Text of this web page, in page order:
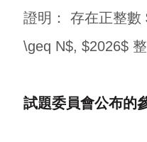
證明： 存在正整數
\geq N$, $2026$
試題委員會公布的